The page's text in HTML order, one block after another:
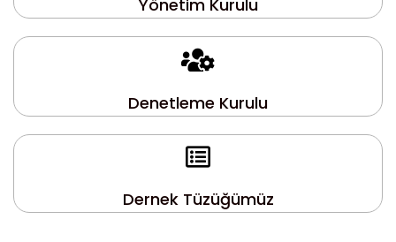
Yönetim Kurulu
Denetleme Kurulu
Dernek Tüzüğümüz